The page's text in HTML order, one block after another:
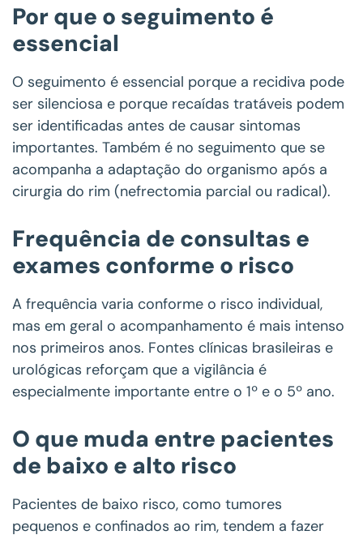
Por que o seguimento é
essencial
O seguimento é essencial porque a recidiva pode
ser silenciosa e porque recaídas tratáveis podem
ser identificadas antes de causar sintomas
importantes. Também é no seguimento que se
acompanha a adaptação do organismo após a
cirurgia do rim (nefrectomia parcial ou radical).
Frequência de consultas e
exames conforme o risco
A frequência varia conforme o risco individual,
mas em geral o acompanhamento é mais intenso
nos primeiros anos. Fontes clínicas brasileiras e
urológicas reforçam que a vigilância é
especialmente importante entre o 1º e o 5º ano.
O que muda entre pacientes
de baixo e alto risco
Pacientes de baixo risco, como tumores
pequenos e confinados ao rim, tendem a fazer